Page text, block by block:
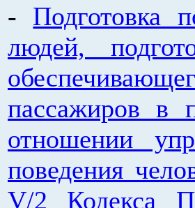
- Подготовка
людей,
пассажиров в
отношении
поведения
V/2 Кодекса